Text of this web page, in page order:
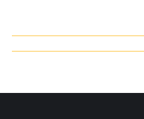
Navegação
post: